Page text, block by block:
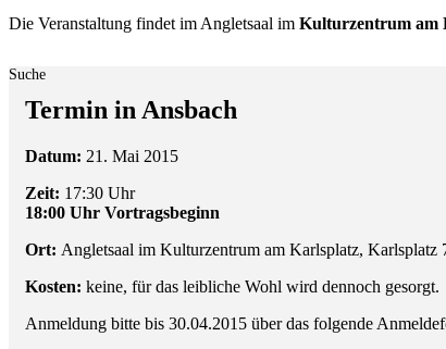
Die Veranstaltung findet im Angletsaal im Kulturzentrum am
Suche
Termin in Ansbach
Datum: 21. Mai 2015
Zeit: 17:30 Uhr
18:00 Uhr Vortragsbeginn
Ort: Angletsaal im Kulturzentrum am Karlsplatz, Karlsplatz
Kosten: keine, für das leibliche Wohl wird dennoch gesorgt.
Anmeldung bitte bis 30.04.2015 über das folgende